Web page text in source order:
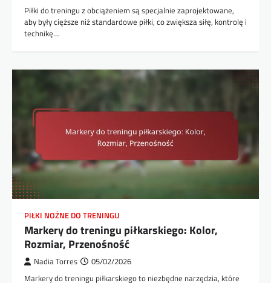
Piłki do treningu z obciążeniem są specjalnie zaprojektowane,
aby były cięższe niż standardowe piłki, co zwiększa siłę, kontrolę i
technikę…
PIŁKI NOŻNE DO TRENINGU
Markery do treningu piłkarskiego: Kolor,
Rozmiar, Przenośność
Nadia Torres 05/02/2026
Markery do treningu piłkarskiego to niezbędne narzędzia, które